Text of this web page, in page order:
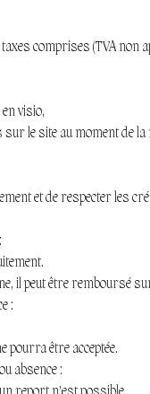
comprises (TVA non
visio,
sur le site au moment de
et de respecter les
il peut être remboursé
:
pourra être acceptée.
absence :